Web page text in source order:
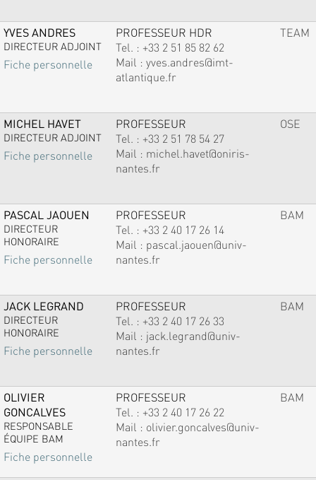
YVES ANDRES
DIRECTEUR ADJOINT
Fiche personnelle
PROFESSEUR HDR
Tel. : +33 2 51 85 82 62
Mail : yves.andres@imt-
atlantique.fr
TEAM
MICHEL HAVET
DIRECTEUR ADJOINT
Fiche personnelle
PROFESSEUR
Tel. : +33 2 51 78 54 27
Mail : michel.havet@oniris-
nantes.fr
OSE
PASCAL JAOUEN
DIRECTEUR
HONORAIRE
Fiche personnelle
PROFESSEUR
Tel. : +33 2 40 17 26 14
Mail : pascal.jaouen@univ-
nantes.fr
BAM
JACK LEGRAND
DIRECTEUR
HONORAIRE
Fiche personnelle
PROFESSEUR
Tel. : +33 2 40 17 26 33
Mail : jack.legrand@univ-
nantes.fr
BAM
OLIVIER
GONCALVES
RESPONSABLE
ÉQUIPE BAM
Fiche personnelle
PROFESSEUR
Tel. : +33 2 40 17 26 22
Mail : olivier.goncalves@univ-
nantes.fr
BAM